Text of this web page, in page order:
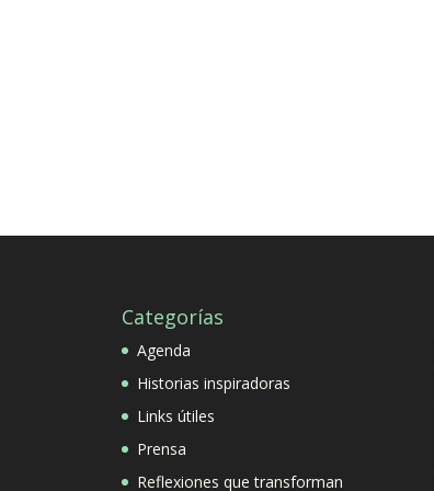
Categorías
Agenda
Historias inspiradoras
Links útiles
Prensa
Reflexiones que transforman